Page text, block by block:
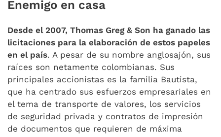
Enemigo en casa
Desde el 2007, Thomas Greg & Son ha ganado las
licitaciones para la elaboración de estos papeles
en el país. A pesar de su nombre anglosajón, sus
raíces son netamente colombianas. Sus
principales accionistas es la familia Bautista,
que ha centrado sus esfuerzos empresariales en
el tema de transporte de valores, los servicios
de seguridad privada y contratos de impresión
de documentos que requieren de máxima